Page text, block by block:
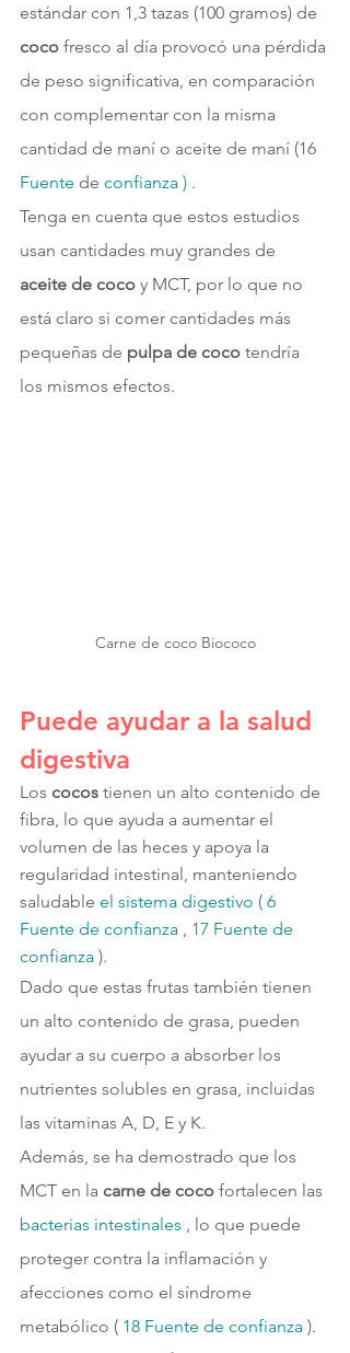
estándar con 1,3 tazas (100 gramos) de
coco fresco al día provocó una pérdida
de peso significativa, en comparación
con complementar con la misma
cantidad de maní o aceite de maní (16
Fuente de confianza ) .
Tenga en cuenta que estos estudios
usan cantidades muy grandes de
aceite de coco y MCT, por lo que no
está claro si comer cantidades más
pequeñas de pulpa de coco tendría
los mismos efectos.
Carne de coco Biococo
Puede ayudar a la salud
digestiva
Los cocos tienen un alto contenido de
fibra, lo que ayuda a aumentar el
volumen de las heces y apoya la
regularidad intestinal, manteniendo
saludable el sistema digestivo ( 6
Fuente de confianza
17 Fuente de
confianza ).
Dado que estas frutas también tienen
un alto contenido de grasa, pueden
ayudar a su cuerpo a absorber los
nutrientes solubles en grasa, incluidas
las vitaminas A, D, E y K.
Además, se ha demostrado que los
MCT en la carne de coco fortalecen las
bacterias intestinales
, lo que puede
proteger contra la inflamación y
afecciones como el síndrome
metabólico ( 18 Fuente de confianza ).